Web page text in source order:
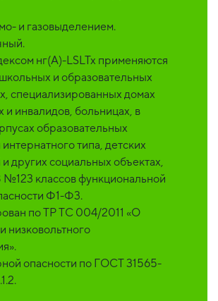
и газовыделением.
нг(А)-LSLTx применяются
и образовательных
специализированных домах
и инвалидов, больницах, в
образовательных
типа, детских
других социальных объектах,
классов функциональной
Ф1-Ф3.
по ТР ТС 004/2011 «О
низковольтного
опасности по ГОСТ 31565-